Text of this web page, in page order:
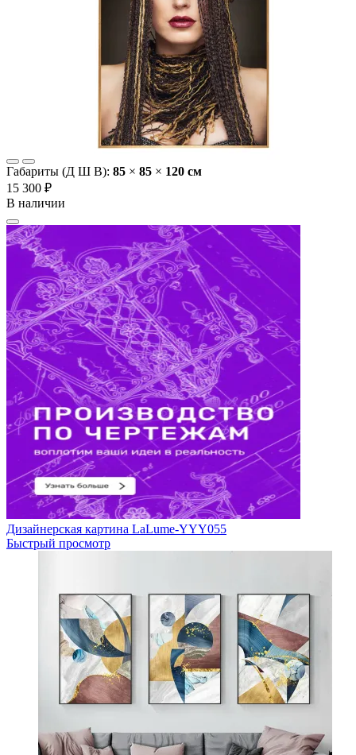
Габариты (Д Ш В): 85 × 85 × 120 cм
15 300 ₽
В наличии
Дизайнерская картина LaLume-YYY055
Быстрый просмотр